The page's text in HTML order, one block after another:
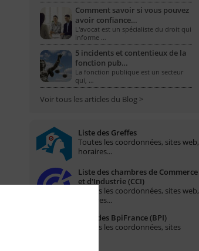
Comment savoir si vous pouvez
avoir confiance…
L'avocat est un spécialiste du droit qui
informe …
5 incidents et contentieux de la
fonction pub…
La fonction publique est un secteur
qui, …
Voir tous les articles du Blog >
Liste des Greffes
Toutes les coordonnées, sites web,
horaires...
Liste des chambres de Commerce
et d'Industrie (CCI)
Toutes les coordonnées, sites web,
horaires...
Liste des BpiFrance (BPI)
Toutes les coordonnées, sites